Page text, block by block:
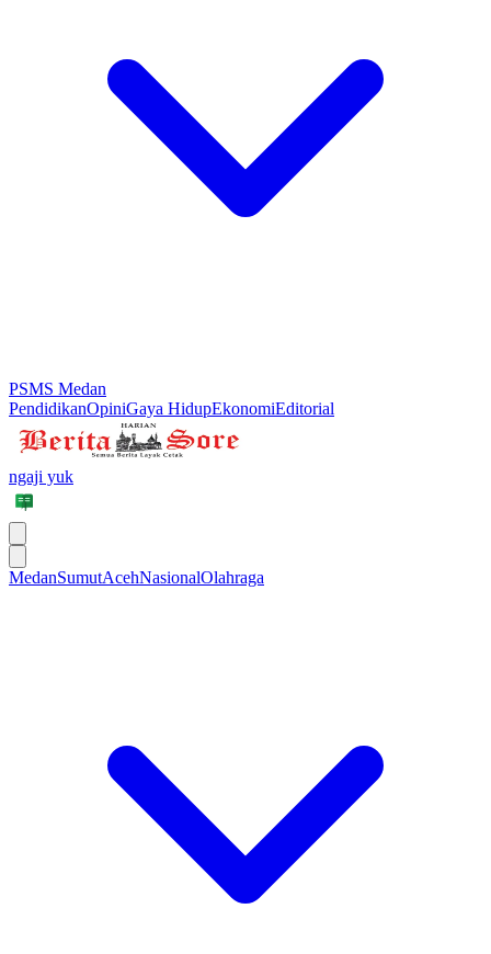
PSMS Medan
PendidikanOpiniGaya HidupEkonomiEditorial
ngaji yuk
MedanSumutAcehNasionalOlahraga